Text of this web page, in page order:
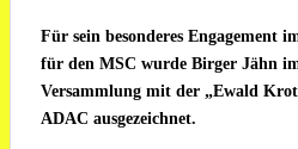
Für sein besonderes Engagement
für den MSC wurde Birger Jähn
Versammlung mit der „Ewald
ADAC ausgezeichnet.